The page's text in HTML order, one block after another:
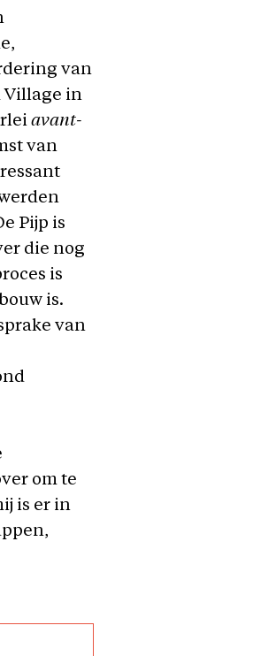
van
Village in
avant-
van
Pijp is
die nog
is
is.
van
om te
is er in